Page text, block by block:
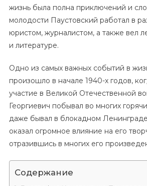
жизнь была полна приключений и
молодости Паустовский работал в
юристом, журналистом, а также вел
и литературе.
Одно из самых важных событий в
произошло в начале 1940-х годов,
участие в Великой Отечественной
Георгиевич побывал во многих
даже бывал в блокадном
оказал огромное влияние на его
отразившись в многих его
Содержание